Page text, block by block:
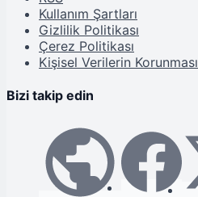
Kullanım Şartları
Gizlilik Politikası
Çerez Politikası
Kişisel Verilerin Korunması
Bizi takip edin